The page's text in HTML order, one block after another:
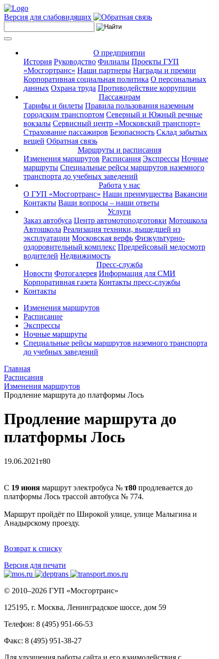
Версия для слабовидящих
О предприятии
История Руководство Филиалы Проекты ГУП
«Мосгортранс» Наши партнеры Награды и премии
Корпоративная социальная политика О персональных
данных Охрана труда Противодействие коррупции
Пассажирам
Тарифы и билеты Правила пользования наземным
городским транспортом Северный и Южный речные
вокзалы Сервисный центр «Московский транспорт»
Страхование пассажиров Безопасность Склад забытых
вещей Обратная связь
Маршруты и расписания
Изменения маршрутов Расписания Экспрессы Ночные
маршруты Специальные рейсы маршрутов наземного
транспорта до учебных заведений
Работа у нас
О ГУП «Мосгортранс» Наши преимущества Вакансии
Контакты Ваши вопросы – наши ответы
Услуги
Заказ автобуса Центр автомотоподготовки Мотошкола
Автошкола Реализация техники, вышедшей из
эксплуатации Московская верфь Физкультурно-
оздоровительный комплекс Предрейсовый медосмотр
водителей Недвижимость
Пресс-служба
Новости Фотогалерея Информация для СМИ
Корпоративная газета Контакты пресс-службы
Контакты
Изменения маршрутов
Расписание
Экспрессы
Ночные маршруты
Специальные рейсы маршрутов наземного транспорта
до учебных заведений
Главная
Расписания
Изменения маршрутов
Продление маршрута до платформы Лось
Продление маршрута до
платформы Лось
19.06.2021т80
С 19 июня маршрут электробуса № т80 продлевается до
платформы Лось трассой автобуса № 774.
Маршрут пройдёт по Широкой улице, улице Малыгина и
Анадырскому проезду.
Возврат к списку
Версия для печати
© 2010–2026 ГУП «Мосгортранс»
125195, г. Москва, Ленинградское шоссе, дом 59
Телефон: 8 (495) 951-66-53
Факс: 8 (495) 951-38-27
Для улучшения работы сайта и его взаимодействия с